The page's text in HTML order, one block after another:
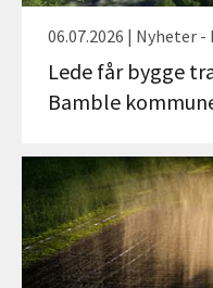
06.07.2026 | Nyheter -
Lede får bygge
Bamble